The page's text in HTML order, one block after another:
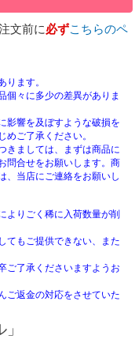
文前に必ずこちらのペ
ます。
個々に多少の差異がありま
影響を及ぼすような破損を
ご了承ください。
きましては、まずは商品に
問合せをお願いします。商
、当店にご連絡をお願いし
よりごく稀に入荷数量が削
てもご提供できない、また
ご了承くださいますようお
ご返金の対応をさせていた